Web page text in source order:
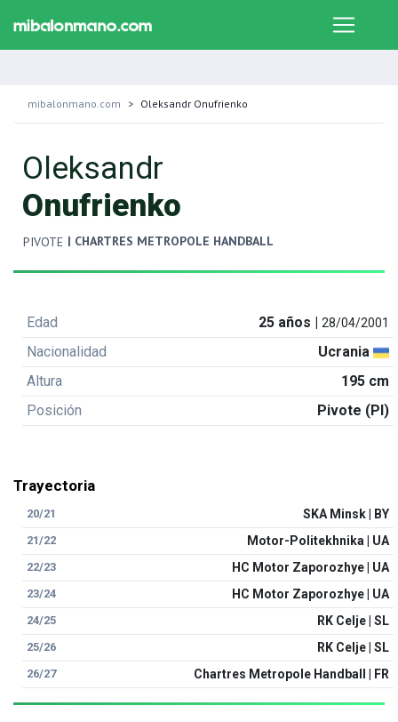
mibalonmano.com Oleksandr Onufrienko
Oleksandr
Onufrienko
PIVOTE | CHARTRES METROPOLE HANDBALL
Edad 25 años |28/04/2001
Nacionalidad
Ucrania
Altura
195 cm
Posición
Pivote (PI)
Trayectoria
20/21 SKA Minsk | BY
21/22 Motor-Politekhnika | UA
22/23 HC Motor Zaporozhye | UA
23/24 HC Motor Zaporozhye | UA
24/25 RK Celje | SL
25/26 RK Celje | SL
26/27 Chartres Metropole Handball | FR